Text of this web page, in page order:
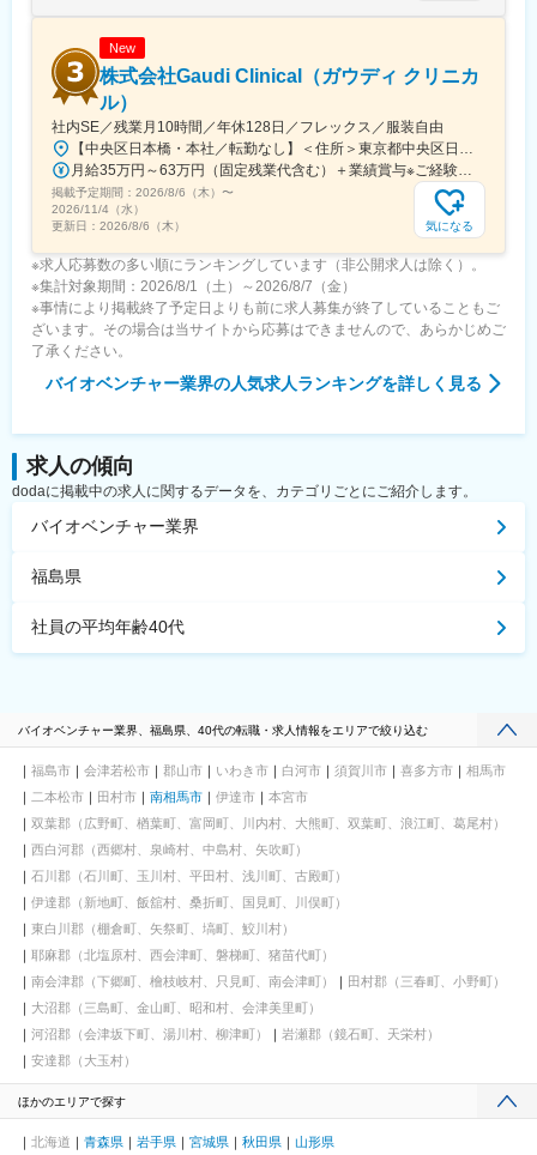
生医療やドラッグデリバリー（DDS）にも応用可能なため、中長
期での事業拡張余地が大きい企業です。
変更の範囲：会社の定める業務
New
株式会社Gaudi Clinical（ガウディ クリニカ
ル）
社内SE／残業月10時間／年休128日／フレックス／服装自由
【中央区日本橋・本社／転勤なし】＜住所＞東京都中央区日本橋本町4-8-15 ネオカワイビル10F＜アクセス＞・JR「新日本橋駅」から徒歩1分、「神田駅」から徒歩8分・東京メトロ「三越前駅」から徒歩5分、「小伝馬町駅」から徒歩5分※受動喫煙対策あり（屋内全面禁煙）
月給35万円～63万円（固定残業代含む）＋業績賞与※ご経験・スキルを考慮の上決定いたします※固定残業代は、時間外労働の有無にかかわらず月35時間分を、月8万3400円～15万円支給。（35時間を超える時間外労働分は追加で支給）
掲載予定期間： 2026/8/6（木） 〜
2026/11/4（水）
更新日： 2026/8/6（木） 気になる
※求人応募数の多い順にランキングしています（非公開求人は除く）。
※集計対象期間：2026/8/1（土）～2026/8/7（金）
※事情により掲載終了予定日よりも前に求人募集が終了していることもご
ざいます。その場合は当サイトから応募はできませんので、あらかじめご
了承ください。
バイオベンチャー業界の人気求人ランキングを詳しく見る
求人の傾向
dodaに掲載中の求人に関するデータを、カテゴリごとにご紹介します。
バイオベンチャー業界
福島県
社員の平均年齢40代
バイオベンチャー業界、福島県、40代の転職・求人情報をエリアで絞り込む
福島市 会津若松市 郡山市 いわき市 白河市 須賀川市 喜多方市
相馬市
二本松市
田村市 南相馬市 伊達市
本宮市
双葉郡（広野町、楢葉町、富岡町、川内村、大熊町、双葉町、浪江町、葛尾村）
西白河郡（西郷村、泉崎村、中島村、矢吹町）
石川郡（石川町、玉川村、平田村、浅川町、古殿町）
伊達郡（新地町、飯舘村、桑折町、国見町、川俣町）
東白川郡（棚倉町、矢祭町、塙町、鮫川村）
耶麻郡（北塩原村、西会津町、磐梯町、猪苗代町）
南会津郡（下郷町、檜枝岐村、只見町、南会津町）
田村郡（三春町、小野町）
大沼郡（三島町、金山町、昭和村、会津美里町）
河沼郡（会津坂下町、湯川村、柳津町）
岩瀬郡（鏡石町、天栄村）
安達郡（大玉村）
ほかのエリアで探す
北海道 青森県 岩手県 宮城県 秋田県 山形県